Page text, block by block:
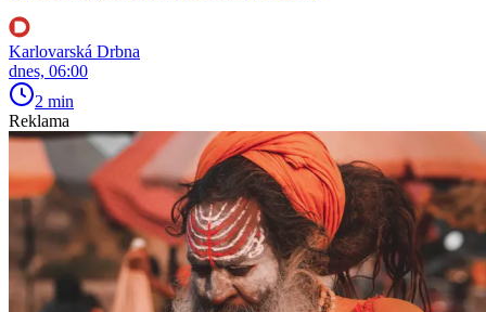
Karlovarská Drbna
dnes, 06:00
2 min
Reklama